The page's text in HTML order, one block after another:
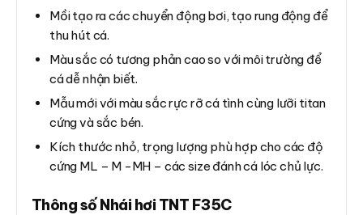
Mồi tạo ra các chuyển động bơi, tạo rung động để
thu hút cá.
Màu sắc có tương phản cao so với môi trường để
cá dễ nhận biết.
Mẫu mới với màu sắc rực rỡ cá tình cùng lưỡi titan
cứng và sắc bén.
Kích thước nhỏ, trọng lượng phù hợp cho các độ
cứng ML – M -MH – các size đánh cá lóc chủ lực.
Thông số Nhái hơi TNT F35C